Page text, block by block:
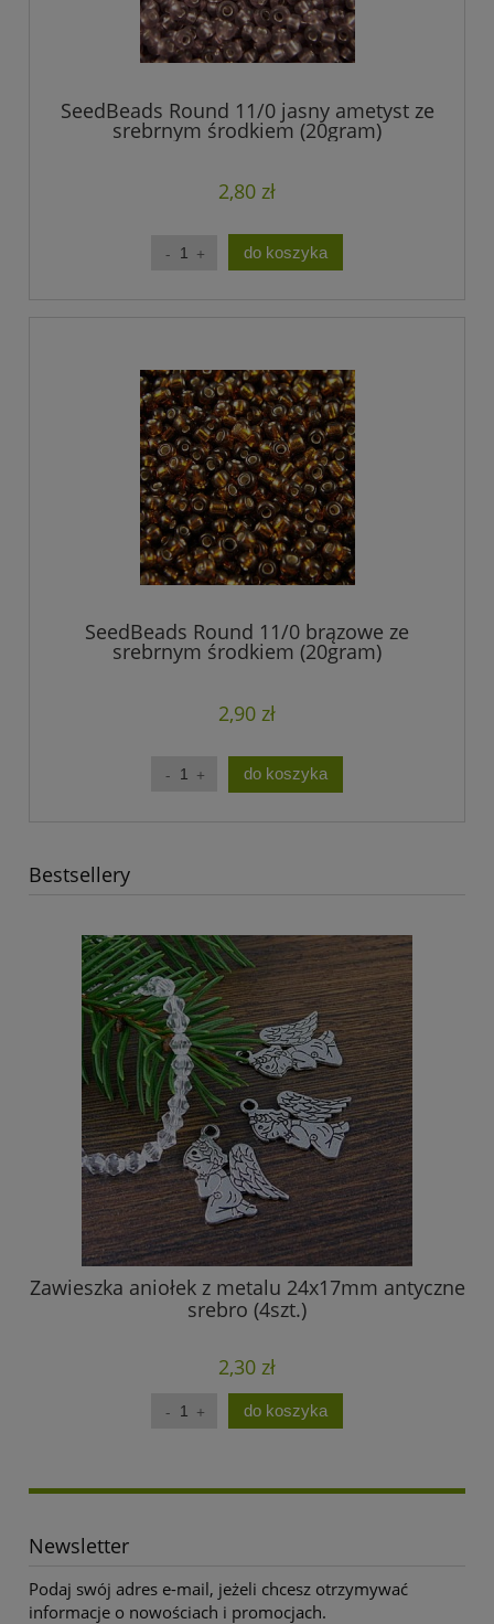
SeedBeads Round 11/0 jasny ametyst ze
srebrnym środkiem (20gram)
2,80 zł
do koszyka
SeedBeads Round 11/0 brązowe ze
srebrnym środkiem (20gram)
2,90 zł
do koszyka
Bestsellery
Zawieszka aniołek z metalu 24x17mm antyczne
srebro (4szt.)
2,30 zł
do koszyka
Newsletter
Podaj swój adres e-mail, jeżeli chcesz otrzymywać
informacje o nowościach i promocjach.